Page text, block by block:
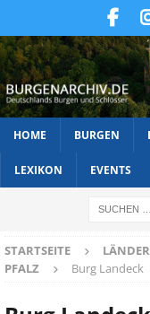
HOME BURGEN
LEXIKON EVENTS
STARTSEITE LÄNDER
PFALZ
Burg Landeck